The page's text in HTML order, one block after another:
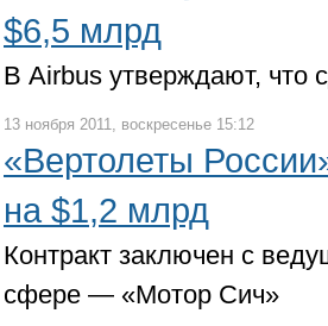
$6,5 млрд
В Airbus утверждают, что
13 ноября 2011, воскресенье 15:12
«Вертолеты
на $1,2 млрд
Контракт заключен с
сфере — «Мотор Сич»